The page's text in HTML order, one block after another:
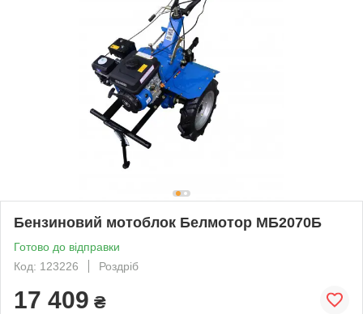
Бензиновий мотоблок Белмотор МБ2070Б
Готово до відправки
Код: 123226
Роздріб
17 409 ₴